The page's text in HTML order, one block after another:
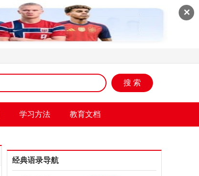
✕
搜 索
学习方法 教育文档
经典语录导航